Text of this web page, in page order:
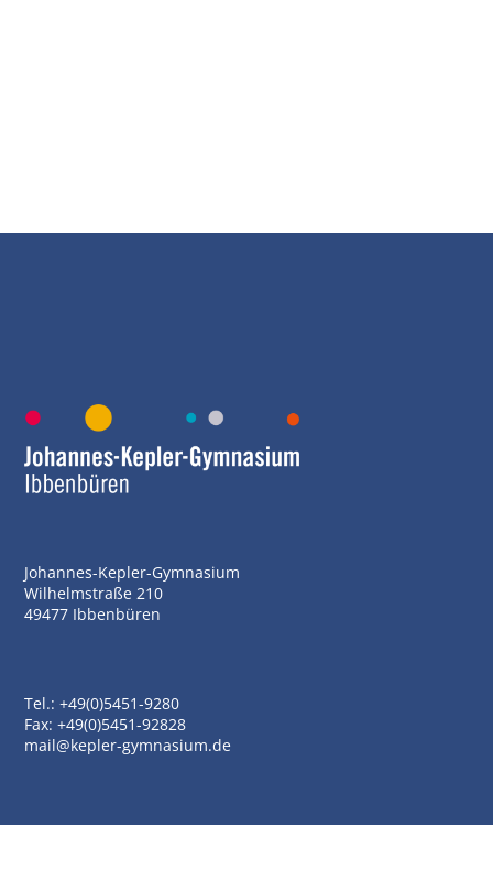
Johannes-Kepler-Gymnasium
Wilhelmstraße 210
49477 Ibbenbüren
Tel.: +49(0)5451-9280
Fax: +49(0)5451-92828
mail@kepler-gymnasium.de